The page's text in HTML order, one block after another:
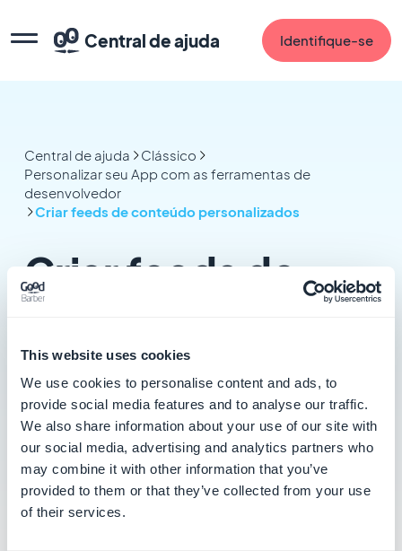
This website uses cookies
We use cookies to personalise content and ads, to
provide social media features and to analyse our traffic.
We also share information about your use of our site with
our social media, advertising and analytics partners who
may combine it with other information that you’ve
provided to them or that they’ve collected from your use
of their services.
Central de ajuda Identifique-se
Central de ajuda
Clássico
Personalizar seu App com as ferramentas de
desenvolvedor
Criar feeds de conteúdo personalizados
Criar feeds de
conteúdo
personalizados
2 artigos nesta categoria
Criar feeds de conteúdo personalizados
Item types documentation (advanced)